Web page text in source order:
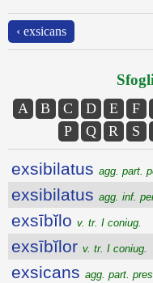
‹ exsicans
A B C D E F
P
Q R S
exsibilatus agg. part.
exsibilatus agg. inf.
exsībĭlo v. tr. I coniug.
exsībĭlor v. tr. I coniug.
exsicans agg. part.